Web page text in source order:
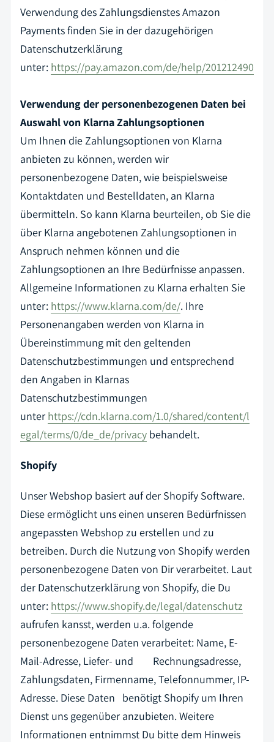
Verwendung des Zahlungsdienstes Amazon
Payments finden Sie in der dazugehörigen
Datenschutzerklärung
unter: https://pay.amazon.com/de/help/201212490
Verwendung der personenbezogenen Daten bei
Auswahl von Klarna Zahlungsoptionen
Um Ihnen die Zahlungsoptionen von Klarna
anbieten zu können, werden wir
personenbezogene Daten, wie beispielsweise
Kontaktdaten und Bestelldaten, an Klarna
übermitteln. So kann Klarna beurteilen, ob Sie die
über Klarna angebotenen Zahlungsoptionen in
Anspruch nehmen können und die
Zahlungsoptionen an Ihre Bedürfnisse anpassen.
Allgemeine Informationen zu Klarna erhalten Sie
unter: https://www.klarna.com/de/. Ihre
Personenangaben werden von Klarna in
Übereinstimmung mit den geltenden
Datenschutzbestimmungen und entsprechend
den Angaben in Klarnas
Datenschutzbestimmungen
unter https://cdn.klarna.com/1.0/shared/content/l
egal/terms/0/de_de/privacy behandelt.
Shopify
Unser Webshop basiert auf der Shopify Software.
Diese ermöglicht uns einen unseren Bedürfnissen
angepassten Webshop zu erstellen und zu
betreiben. Durch die Nutzung von Shopify werden
personenbezogene Daten von Dir verarbeitet. Laut
der Datenschutzerklärung von Shopify, die Du
unter: https://www.shopify.de/legal/datenschutz
aufrufen kansst, werden u.a. folgende
personenbezogene Daten verarbeitet: Name, E-
Mail-Adresse, Liefer- und Rechnungsadresse,
Zahlungsdaten, Firmenname, Telefonnummer, IP-
Adresse. Diese Daten benötigt Shopify um Ihren
Dienst uns gegenüber anzubieten. Weitere
Informationen entnimmst Du bitte dem Hinweis